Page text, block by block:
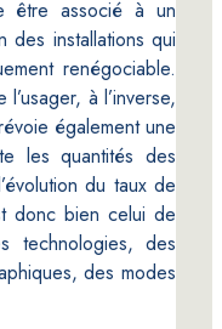
être associé à un
installations qui
renégociable.
à l’inverse,
également une
les quantités des
du taux de
donc bien celui de
technologies, des
des modes